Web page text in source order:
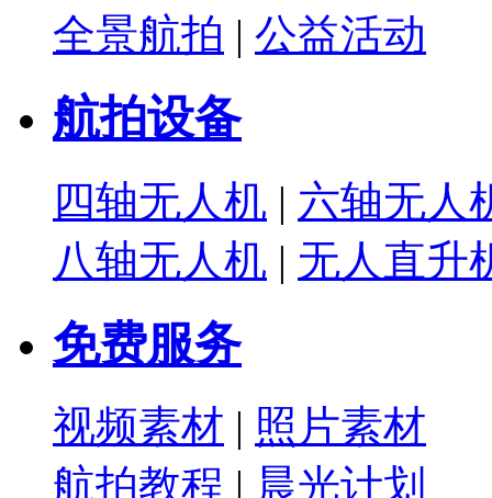
全景航拍 | 公益活动
航拍设备
四轴无人机 | 六轴无人
八轴无人机 | 无人直升
免费服务
视频素材 | 照片素材
航拍教程 | 晨光计划